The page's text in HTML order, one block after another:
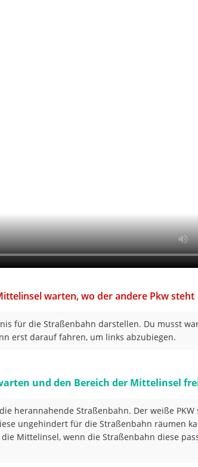
warten, wo der andere Pkw steht
für die Straßenbahn darstellen. Du musst
erst darauf fahren, um links abzubiegen.
und den Bereich der Mittelinsel
herannahende Straßenbahn. Der weiße
ungehindert für die Straßenbahn räumen
Mittelinsel, wenn die Straßenbahn diese